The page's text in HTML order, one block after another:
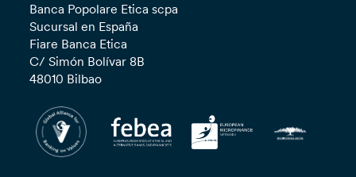
Banca Popolare Etica scpa
Sucursal en España
Fiare Banca Etica
C/ Simón Bolívar 8B
48010 Bilbao